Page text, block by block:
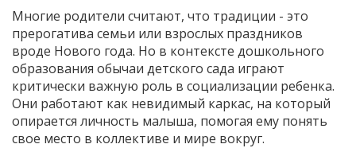
Многие родители считают, что традиции - это
прерогатива семьи или взрослых праздников
вроде Нового года. Но в контексте дошкольного
образования обычаи детского сада играют
критически важную роль в социализации ребенка.
Они работают как невидимый каркас, на который
опирается личность малыша, помогая ему понять
свое место в коллективе и мире вокруг.